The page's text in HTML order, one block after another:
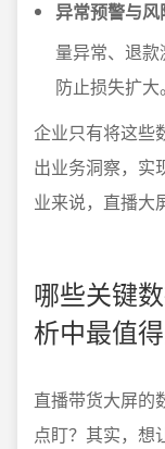
异常预警与风
量异常、退款
防止损失扩大。
企业只有将这些
出业务洞察，实
业来说，直播大
哪些关键
析中最值
直播带货大屏的
点盯？其实，想